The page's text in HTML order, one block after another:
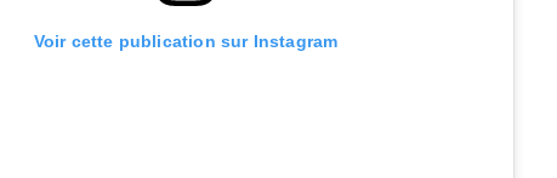
Voir cette publication sur Instagram